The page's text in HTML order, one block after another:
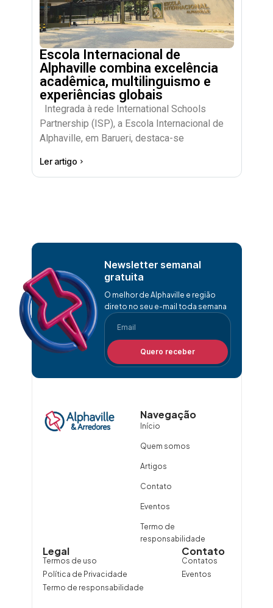
Escola Internacional de
Alphaville combina excelência
acadêmica, multilinguismo e
experiências globais
Integrada à rede International Schools
Partnership (ISP), a Escola Internacional de
Alphaville, em Barueri, destaca-se
Ler artigo
Newsletter semanal
gratuita
O melhor de Alphaville e região
direto no seu e-mail toda semana
Quero receber
Navegação
Início
Quem somos
Artigos
Contato
Eventos
Termo de
responsabilidade
Contato
Contatos
Eventos
Legal
Termos de uso
Política de Privacidade
Termo de responsabilidade